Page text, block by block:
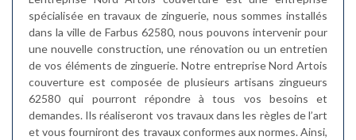
spécialisée en travaux de zinguerie, nous sommes installés
dans la ville de Farbus 62580, nous pouvons intervenir pour
une nouvelle construction, une rénovation ou un entretien
de vos éléments de zinguerie. Notre entreprise Nord Artois
couverture est composée de plusieurs artisans zingueurs
62580 qui pourront répondre à tous vos besoins et
demandes. Ils réaliseront vos travaux dans les règles de l’art
et vous fourniront des travaux conformes aux normes. Ainsi,